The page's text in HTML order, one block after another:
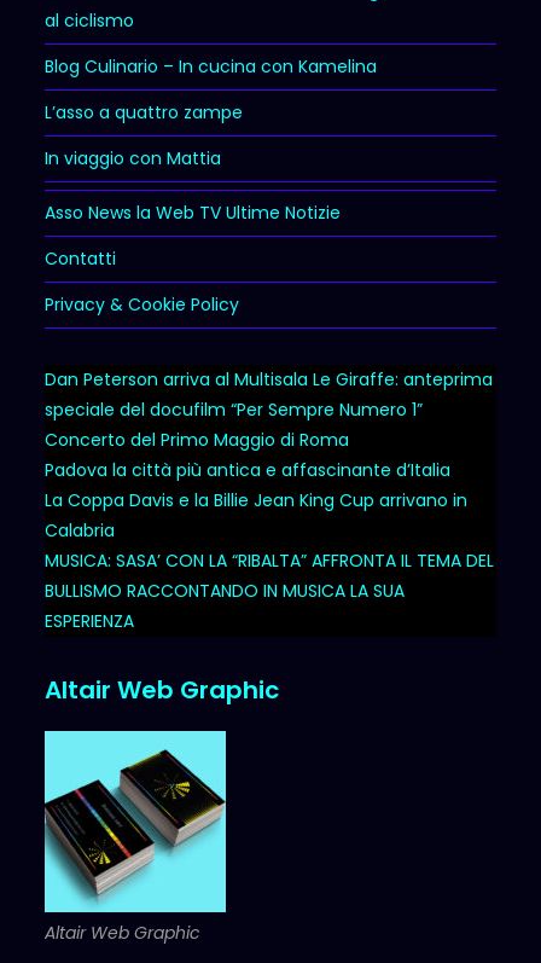
al ciclismo
Blog Culinario – In cucina con Kamelina
L’asso a quattro zampe
In viaggio con Mattia
Asso News la Web TV Ultime Notizie
Contatti
Privacy & Cookie Policy
Dan Peterson arriva al Multisala Le Giraffe: anteprima
speciale del docufilm “Per Sempre Numero 1”
Concerto del Primo Maggio di Roma
Padova la città più antica e affascinante d’Italia
La Coppa Davis e la Billie Jean King Cup arrivano in
Calabria
MUSICA: SASA’ CON LA “RIBALTA” AFFRONTA IL TEMA DEL
BULLISMO RACCONTANDO IN MUSICA LA SUA
ESPERIENZA
Altair Web Graphic
Altair Web Graphic